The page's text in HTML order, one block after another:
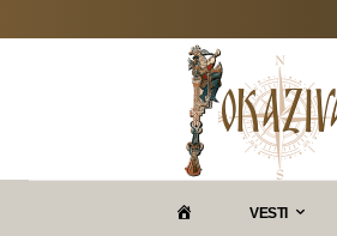
VESTI